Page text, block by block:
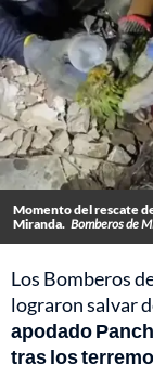
Momento del rescate
Miranda. Bomberos de
Los Bomberos
lograron salvar
apodado
tras los